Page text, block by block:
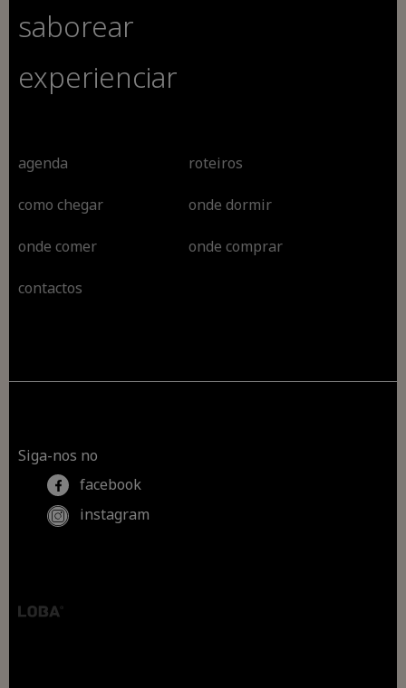
saborear
experienciar
agenda roteiros
como chegar onde dormir
onde comer onde comprar
contactos
Siga-nos no
facebook
instagram